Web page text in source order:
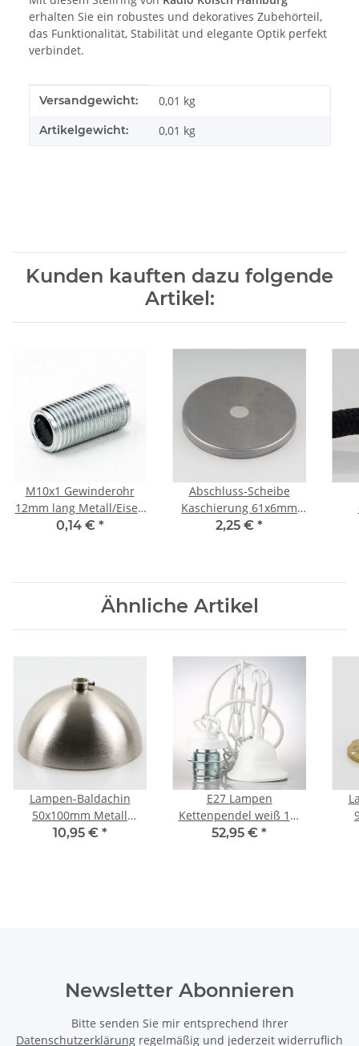
erhalten Sie ein robustes und dekoratives Zubehörteil,
das Funktionalität, Stabilität und elegante Optik perfekt
verbindet.
Produkteigenschaft
Wert
Versandgewicht: 0,01 kg
Artikelgewicht: 0,01 kg
Kunden kauften dazu folgende
Artikel:
M10x1 Gewinderohr
12mm lang Metall/Eisen
verzinkt für Lampen und
0,14 € *
Abschluss-Scheibe
Kaschierung 61x6mm
Metall roh für Lampen
2,25 € *
Ähnliche Artikel
Lampen-Baldachin
50x100mm Metall
Edelstahloptik
10,95 € *
E27 Lampen
Kettenpendel weiß 1m
lang mit Metall
52,95 € *
Newsletter Abonnieren
Bitte senden Sie mir entsprechend Ihrer
Datenschutzerklärung regelmäßig und jederzeit widerruflich